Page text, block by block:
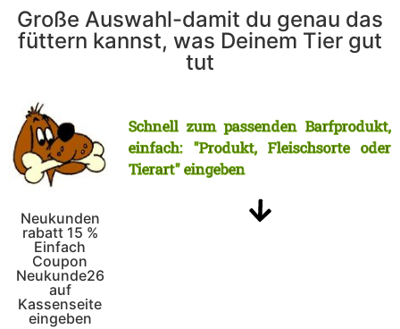
Große Auswahl-damit du genau das
füttern kannst, was Deinem Tier gut
tut
Neukunden
rabatt 15 %
Einfach
Coupon
Neukunde26
auf
Kassenseite
eingeben
Schnell zum passenden Barfprodukt,
einfach: "Produkt, Fleischsorte oder
Tierart" eingeben